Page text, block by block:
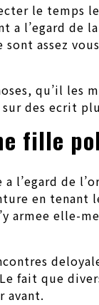
le temps
l’egard de
assez
qu’il les
des ecrit
fille
l’egard de
en tenant
armee elle-
que
avant.